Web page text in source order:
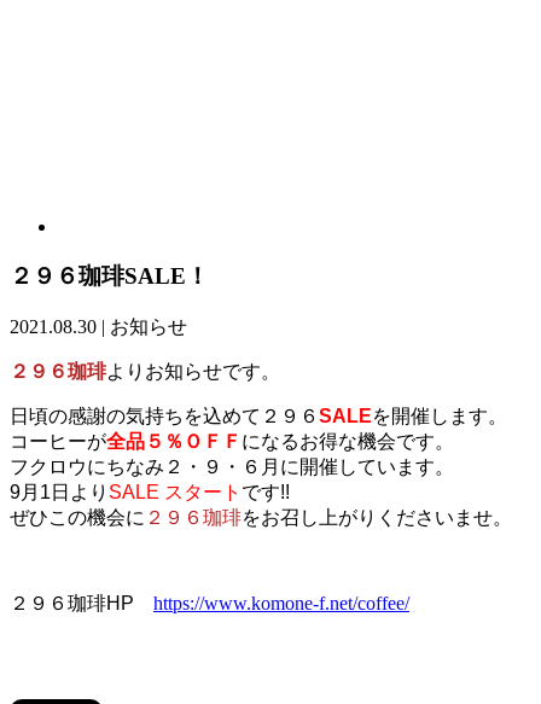
２９６珈琲SALE！
2021.08.30 | お知らせ
２９６珈琲よりお知らせです。
日頃の感謝の気持ちを込めて ２９６ SALEを開催します。
コーヒーが全品５％ＯＦＦ になるお得な機会です。
フクロウにちなみ２・９・６月に開催しています。
9月1日より SALE スタート です!!
ぜひこの機会に ２９６珈琲をお召し上がりくださいませ。
２９６珈琲HP https://www.komone-f.net/coffee/